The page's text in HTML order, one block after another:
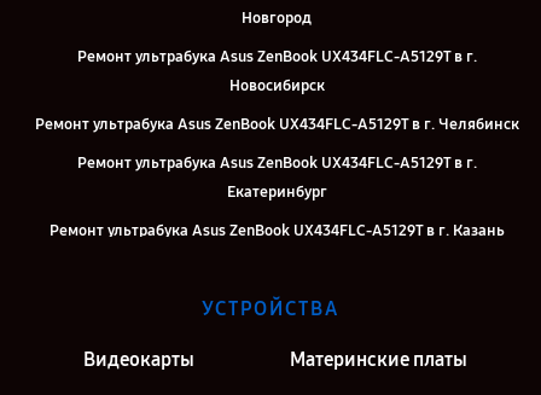
Новгород
Ремонт ультрабука Asus ZenBook UX434FLC-A5129T в г.
Новосибирск
Ремонт ультрабука Asus ZenBook UX434FLC-A5129T в г. Челябинск
Ремонт ультрабука Asus ZenBook UX434FLC-A5129T в г.
Екатеринбург
Ремонт ультрабука Asus ZenBook UX434FLC-A5129T в г. Казань
Ремонт ультрабука Asus ZenBook UX434FLC-A5129T в г. Санкт-
УСТРОЙСТВА
Видеокарты Материнские платы